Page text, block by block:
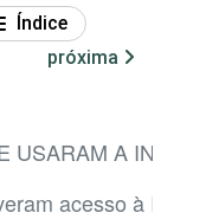
Índice
próxima
USARAM A
acesso à